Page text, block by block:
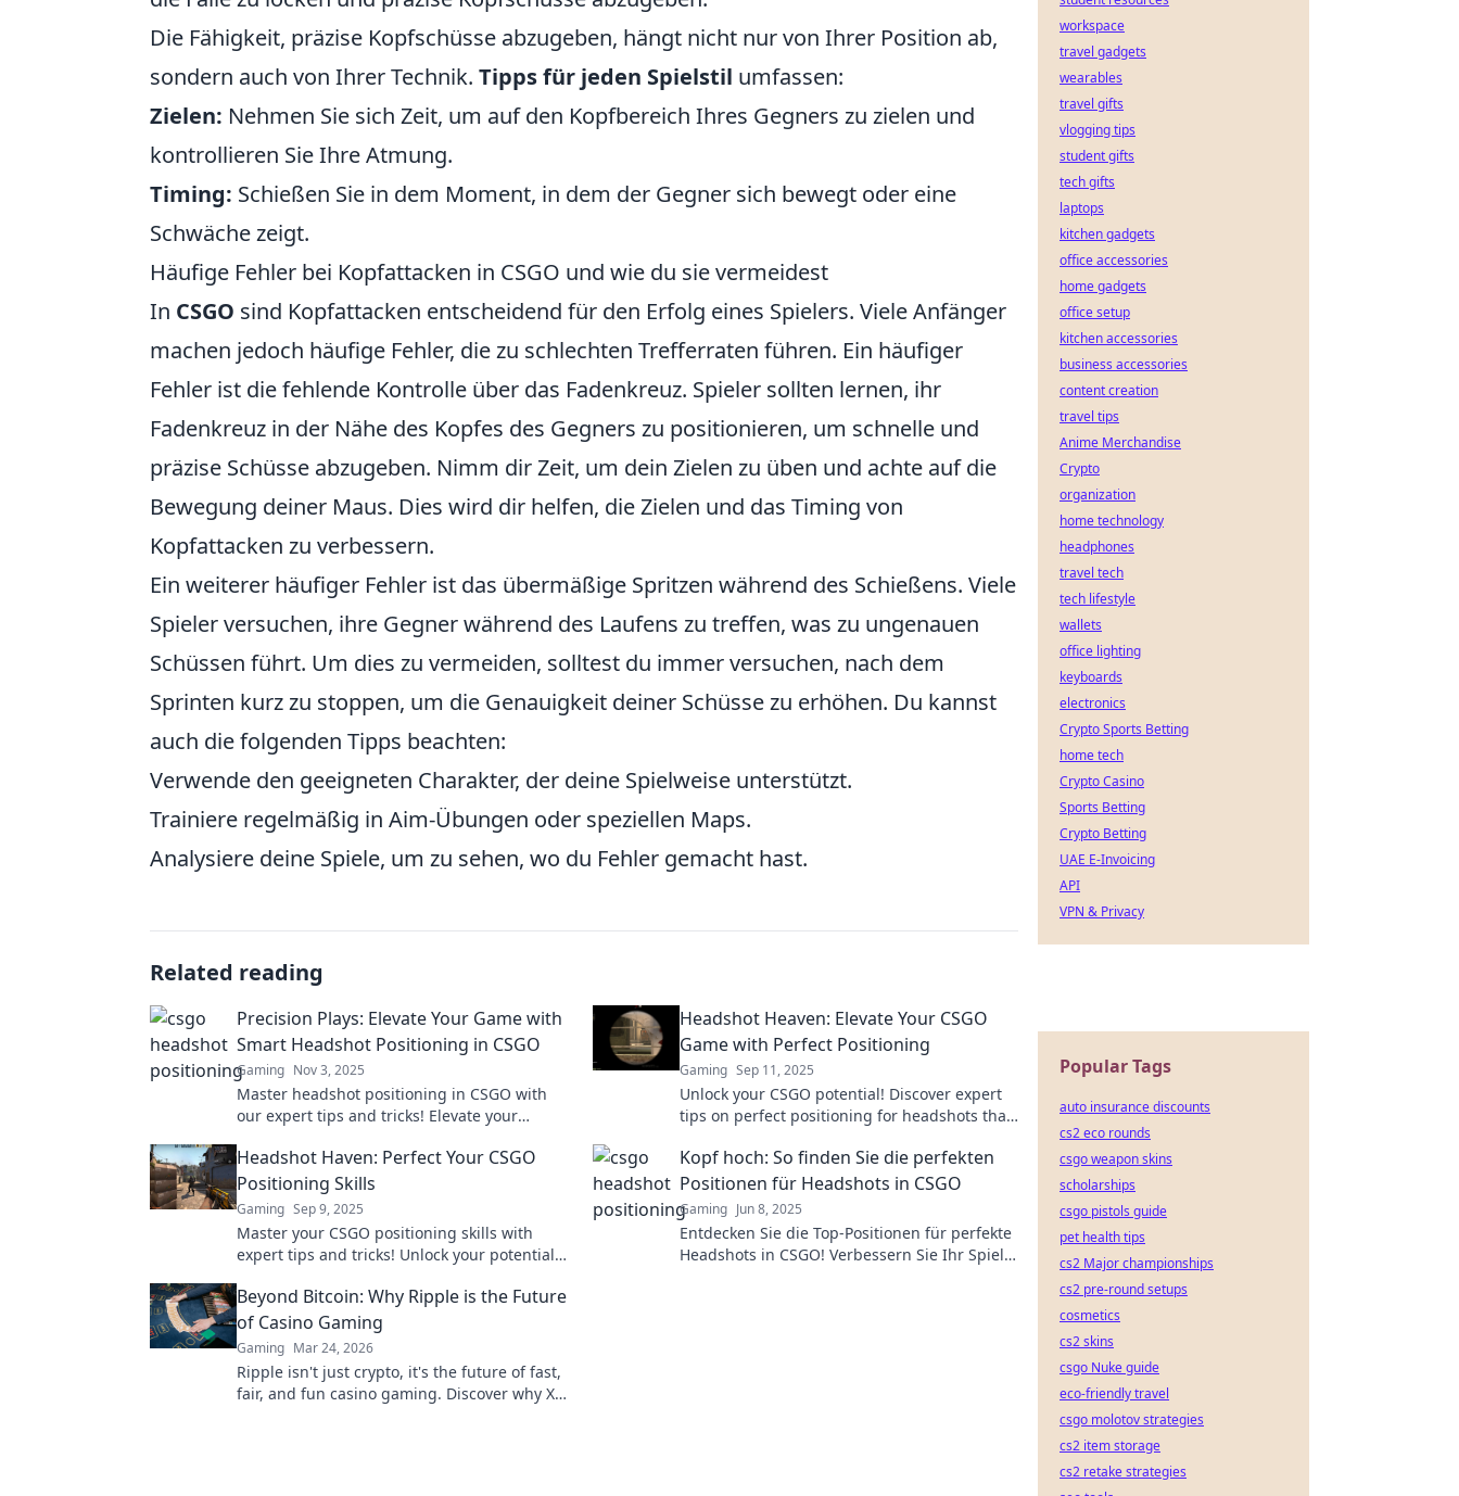
Die Fähigkeit, präzise Kopfschüsse abzugeben, hängt nicht nur von Ihrer Position ab,
sondern auch von Ihrer Technik. Tipps für jeden Spielstil umfassen:
Zielen: Nehmen Sie sich Zeit, um auf den Kopfbereich Ihres Gegners zu zielen und
kontrollieren Sie Ihre Atmung.
Timing: Schießen Sie in dem Moment, in dem der Gegner sich bewegt oder eine
Schwäche zeigt.
Häufige Fehler bei Kopfattacken in CSGO und wie du sie vermeidest
In CSGO sind Kopfattacken entscheidend für den Erfolg eines Spielers. Viele Anfänger
machen jedoch häufige Fehler, die zu schlechten Trefferraten führen. Ein häufiger
Fehler ist die fehlende Kontrolle über das Fadenkreuz. Spieler sollten lernen, ihr
Fadenkreuz in der Nähe des Kopfes des Gegners zu positionieren, um schnelle und
präzise Schüsse abzugeben. Nimm dir Zeit, um dein Zielen zu üben und achte auf die
Bewegung deiner Maus. Dies wird dir helfen, die Zielen und das Timing von
Kopfattacken zu verbessern.
Ein weiterer häufiger Fehler ist das übermäßige Spritzen während des Schießens. Viele
Spieler versuchen, ihre Gegner während des Laufens zu treffen, was zu ungenauen
Schüssen führt. Um dies zu vermeiden, solltest du immer versuchen, nach dem
Sprinten kurz zu stoppen, um die Genauigkeit deiner Schüsse zu erhöhen. Du kannst
auch die folgenden Tipps beachten:
Verwende den geeigneten Charakter, der deine Spielweise unterstützt.
Trainiere regelmäßig in Aim-Übungen oder speziellen Maps.
Analysiere deine Spiele, um zu sehen, wo du Fehler gemacht hast.
Related reading
Precision Plays: Elevate Your Game with
Smart Headshot Positioning in CSGO
Gaming Nov 3, 2025
Master headshot positioning in CSGO with
our expert tips and tricks! Elevate your
today!
Headshot Heaven: Elevate Your CSGO
Game with Perfect Positioning
Gaming Sep 11, 2025
Unlock your CSGO potential! Discover expert
tips on perfect positioning for headshots that
Headshot Haven: Perfect Your CSGO
Positioning Skills
Gaming Sep 9, 2025
Master your CSGO positioning skills with
expert tips and tricks! Unlock your potential
Haven!
Kopf hoch: So finden Sie die perfekten
Positionen für Headshots in CSGO
Gaming Jun 8, 2025
Entdecken Sie die Top-Positionen für perfekte
Headshots in CSGO! Verbessern Sie Ihr Spiel
Beyond Bitcoin: Why Ripple is the Future
of Casino Gaming
Gaming Mar 24, 2026
Ripple isn't just crypto, it's the future of fast,
fair, and fun casino gaming. Discover why XRP
workspace
travel gadgets
wearables
travel gifts
vlogging tips
student gifts
tech gifts
laptops
kitchen gadgets
office accessories
home gadgets
office setup
kitchen accessories
business accessories
content creation
travel tips
Anime Merchandise
Crypto
organization
home technology
headphones
travel tech
tech lifestyle
wallets
office lighting
keyboards
electronics
Crypto Sports Betting
home tech
Crypto Casino
Sports Betting
Crypto Betting
UAE E-Invoicing
API
VPN & Privacy
Popular Tags
auto insurance discounts
cs2 eco rounds
csgo weapon skins
scholarships
csgo pistols guide
pet health tips
cs2 Major championships
cs2 pre-round setups
cosmetics
cs2 skins
csgo Nuke guide
eco-friendly travel
csgo molotov strategies
cs2 item storage
cs2 retake strategies